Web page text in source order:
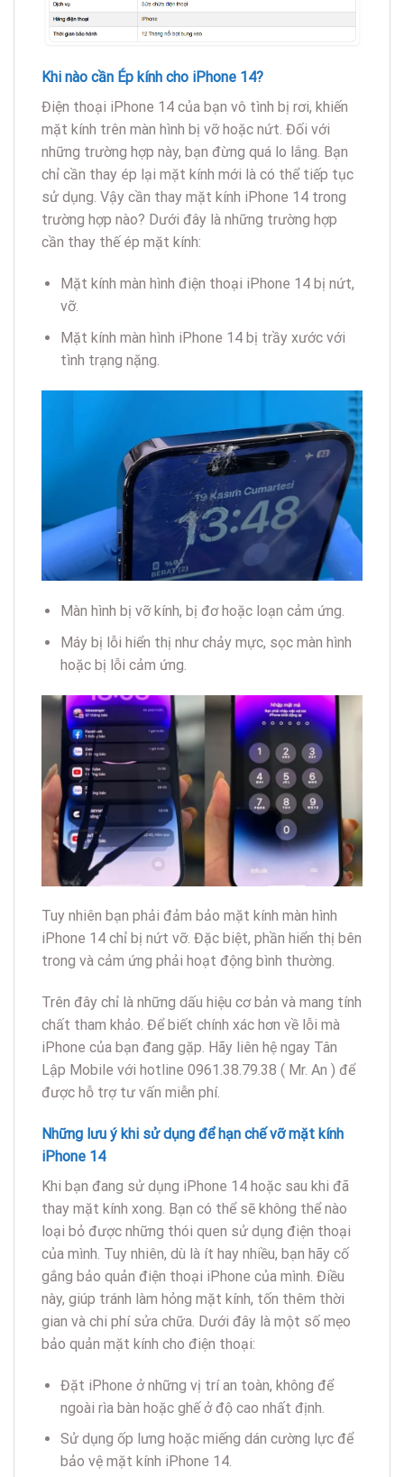
Khi nào cần Ép kính cho iPhone 14?
Điện thoại iPhone 14 của bạn vô tình bị rơi, khiến
mặt kính trên màn hình bị vỡ hoặc nứt. Đối với
những trường hợp này, bạn đừng quá lo lắng. Bạn
chỉ cần thay ép lại mặt kính mới là có thể tiếp tục
sử dụng. Vậy cần thay mặt kính iPhone 14 trong
trường hợp nào? Dưới đây là những trường hợp
cần thay thế ép mặt kính:
Mặt kính màn hình điện thoại iPhone 14 bị nứt,
vỡ.
Mặt kính màn hình iPhone 14 bị trầy xước với
tình trạng nặng.
Màn hình bị vỡ kính, bị đơ hoặc loạn cảm ứng.
Máy bị lỗi hiển thị như chảy mực, sọc màn hình
hoặc bị lỗi cảm ứng.
Tuy nhiên bạn phải đảm bảo mặt kính màn hình
iPhone 14 chỉ bị nứt vỡ. Đặc biệt, phần hiển thị bên
trong và cảm ứng phải hoạt động bình thường.
Trên đây chỉ là những dấu hiệu cơ bản và mang tính
chất tham khảo. Để biết chính xác hơn về lỗi mà
iPhone của bạn đang gặp. Hãy liên hệ ngay Tân
Lập Mobile với hotline 0961.38.79.38 ( Mr. An ) để
được hỗ trợ tư vấn miễn phí.
Những lưu ý khi sử dụng để hạn chế vỡ mặt kính
iPhone 14
Khi bạn đang sử dụng iPhone 14 hoặc sau khi đã
thay mặt kính xong. Bạn có thể sẽ không thể nào
loại bỏ được những thói quen sử dụng điện thoại
của mình. Tuy nhiên, dù là ít hay nhiều, bạn hãy cố
gắng bảo quản điện thoại iPhone của mình. Điều
này, giúp tránh làm hỏng mặt kính, tốn thêm thời
gian và chi phí sửa chữa. Dưới đây là một số mẹo
bảo quản mặt kính cho điện thoại:
Đặt iPhone ở những vị trí an toàn, không để
ngoài rìa bàn hoặc ghế ở độ cao nhất định.
Sử dụng ốp lưng hoặc miếng dán cường lực để
bảo vệ mặt kính iPhone 14.